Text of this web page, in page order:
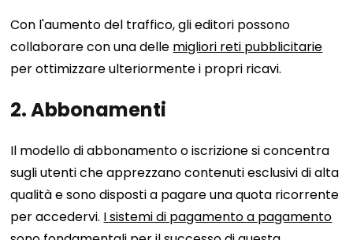
Con l'aumento del traffico, gli editori possono
collaborare con una delle migliori reti pubblicitarie
per ottimizzare ulteriormente i propri ricavi.
2. Abbonamenti
Il modello di abbonamento o iscrizione si concentra
sugli utenti che apprezzano contenuti esclusivi di alta
qualità e sono disposti a pagare una quota ricorrente
per accedervi. I sistemi di pagamento a pagamento